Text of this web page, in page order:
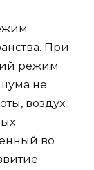
При
режим
не
воздух
во